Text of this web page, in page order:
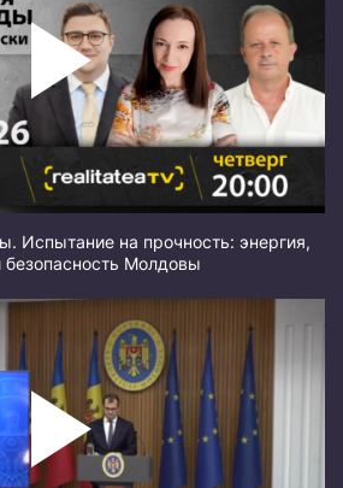
Испытание на прочность: энергия,
безопасность Молдовы